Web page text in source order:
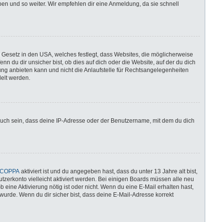
und so weiter. Wir empfehlen dir eine Anmeldung, da sie schnell
in den USA, welches festlegt, dass Websites, die möglicherweise
du dir unsicher bist, ob dies auf dich oder die Website, auf der du dich
anbieten kann und nicht die Anlaufstelle für Rechtsangelegenheiten
werden.
sein, dass deine IP-Adresse oder der Benutzername, mit dem du dich
COPPA aktiviert ist und du angegeben hast, dass du unter 13 Jahre alt bist,
vielleicht aktiviert werden. Bei einigen Boards müssen alle neu
Aktivierung nötig ist oder nicht. Wenn du eine E-Mail erhalten hast,
Wenn du dir sicher bist, dass deine E-Mail-Adresse korrekt